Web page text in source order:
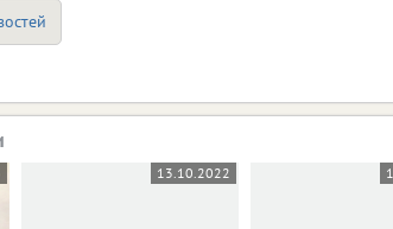
13.10.2022